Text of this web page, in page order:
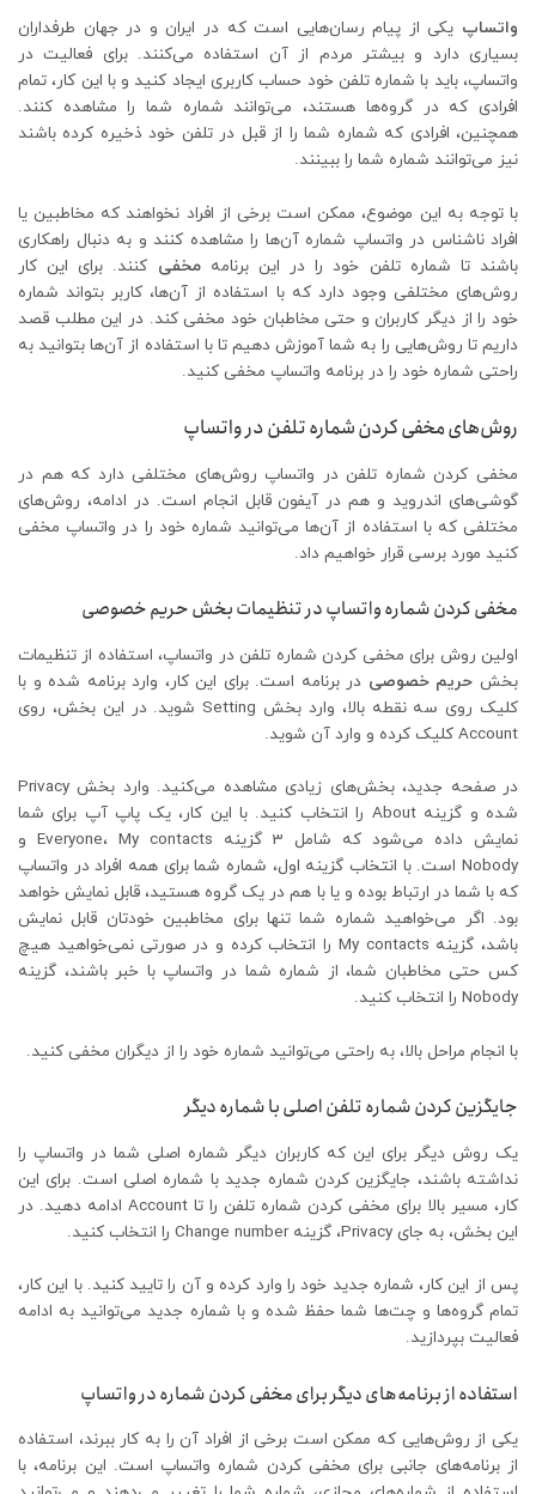
واتساپ یکی از پیام رسان‌هایی است که در ایران و در جهان طرفداران
بسیاری دارد و بیشتر مردم از آن استفاده می‌کنند. برای فعالیت در
واتساپ، باید با شماره تلفن خود حساب کاربری ایجاد کنید و با این کار، تمام
افرادی که در گروه‌ها هستند، می‌توانند شماره شما را مشاهده کنند.
همچنین، افرادی که شماره شما را از قبل در تلفن خود ذخیره کرده باشند
نیز می‌توانند شماره شما را ببینند.
با توجه به این موضوع، ممکن است برخی از افراد نخواهند که مخاطبین یا
افراد ناشناس در واتساپ شماره آن‌ها را مشاهده کنند و به دنبال راهکاری
باشند تا شماره تلفن خود را در این برنامهمخفی کنند. برای این کار
روش‌های مختلفی وجود دارد که با استفاده از آن‌ها، کاربر بتواند شماره
خود را از دیگر کاربران و حتی مخاطبان خود مخفی کند. در این مطلب قصد
داریم تا روش‌هایی را به شما آموزش دهیم تا با استفاده از آن‌ها بتوانید به
راحتی شماره خود را در برنامه واتساپ مخفی کنید.
روش‌های مخفی کردن شماره تلفن در واتساپ
مخفی کردن شماره تلفن در واتساپ روش‌های مختلفی دارد که هم در
گوشی‌های اندروید و هم در آیفون قابل انجام است. در ادامه، روش‌های
مختلفی که با استفاده از آن‌ها می‌توانید شماره خود را در واتساپ مخفی
کنید مورد برسی قرار خواهیم داد.
مخفی کردن شماره واتساپ در تنظیمات بخش حریم خصوصی
اولین روش برای مخفی کردن شماره تلفن در واتساپ، استفاده از تنظیمات
بخش حریم خصوصی در برنامه است. برای این کار، وارد برنامه شده و با
کلیک روی سه نقطه بالا، وارد بخش Setting شوید. در این بخش، روی
Account کلیک کرده و وارد آن شوید.
در صفحه جدید، بخش‌های زیادی مشاهده می‌کنید. وارد بخش Privacy
شده و گزینه About را انتخاب کنید. با این کار، یک پاپ آپ برای شما
نمایش داده می‌شود که شامل 3 گزینه Everyone، My contacts و
Nobody است. با انتخاب گزینه اول، شماره شما برای همه افراد در واتساپ
که با شما در ارتباط بوده و یا با هم در یک گروه هستید، قابل نمایش خواهد
بود. اگر می‌خواهید شماره شما تنها برای مخاطبین خودتان قابل نمایش
باشد، گزینه My contacts را انتخاب کرده و در صورتی نمی‌خواهید هیچ
کس حتی مخاطبان شما، از شماره شما در واتساپ با خبر باشند، گزینه
Nobody را انتخاب کنید.
با انجام مراحل بالا، به راحتی می‌توانید شماره خود را از دیگران مخفی کنید.
جایگزین کردن شماره تلفن اصلی با شماره دیگر
یک روش دیگر برای این که کاربران دیگر شماره اصلی شما در واتساپ را
نداشته باشند، جایگزین کردن شماره جدید با شماره اصلی است. برای این
کار، مسیر بالا برای مخفی کردن شماره تلفن را تا Account ادامه دهید. در
این بخش، به جای Privacy، گزینه Change number را انتخاب کنید.
پس از این کار، شماره جدید خود را وارد کرده و آن را تایید کنید. با این کار،
تمام گروه‌ها و چت‌ها شما حفظ شده و با شماره جدید می‌توانید به ادامه
فعالیت بپردازید.
استفاده از برنامه‌های دیگر برای مخفی کردن شماره در واتساپ
یکی از روش‌هایی که ممکن است برخی از افراد آن را به کار ببرند، استفاده
از برنامه‌های جانبی برای مخفی کردن شماره واتساپ است. این برنامه، با